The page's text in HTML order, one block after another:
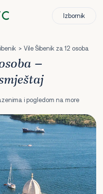
Izbornik
Vile Šibenik za 12 osoba
–
i pogledom na more